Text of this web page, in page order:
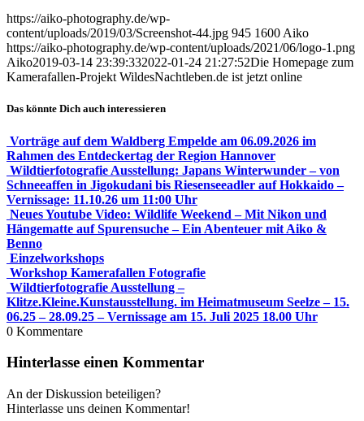
https://aiko-photography.de/wp-
content/uploads/2019/03/Screenshot-44.jpg 945 1600 Aiko
https://aiko-photography.de/wp-content/uploads/2021/06/logo-1.png
Aiko2019-03-14 23:39:332022-01-24 21:27:52Die Homepage zum
Kamerafallen-Projekt WildesNachtleben.de ist jetzt online
Das könnte Dich auch interessieren
Vorträge auf dem Waldberg Empelde am 06.09.2026 im
Rahmen des Entdeckertag der Region Hannover
Wildtierfotografie Ausstellung: Japans Winterwunder – von
Schneeaffen in Jigokudani bis Riesenseeadler auf Hokkaido –
Vernissage: 11.10.26 um 11:00 Uhr
Neues Youtube Video: Wildlife Weekend – Mit Nikon und
Hängematte auf Spurensuche – Ein Abenteuer mit Aiko &
Benno
Einzelworkshops
Workshop Kamerafallen Fotografie
Wildtierfotografie Ausstellung –
Klitze.Kleine.Kunstausstellung. im Heimatmuseum Seelze – 15.
06.25 – 28.09.25 – Vernissage am 15. Juli 2025 18.00 Uhr
0 Kommentare
Hinterlasse einen Kommentar
An der Diskussion beteiligen?
Hinterlasse uns deinen Kommentar!